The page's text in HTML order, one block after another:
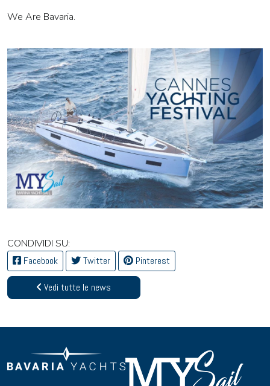
We Are Bavaria.
CONDIVIDI SU:
Facebook Twitter Pinterest
Vedi tutte le news